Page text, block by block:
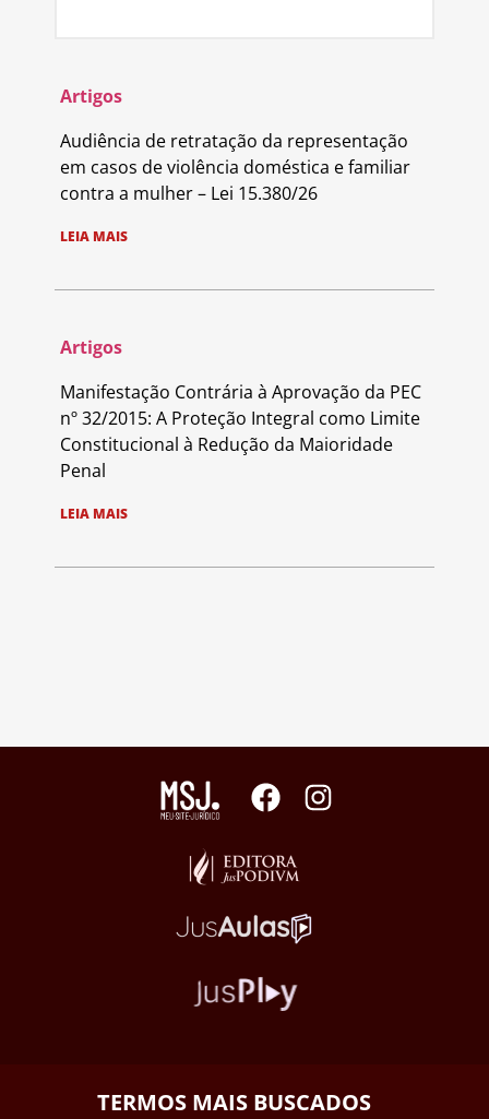
Artigos
Audiência de retratação da representação
em casos de violência doméstica e familiar
contra a mulher – Lei 15.380/26
LEIA MAIS
Artigos
Manifestação Contrária à Aprovação da PEC
nº 32/2015: A Proteção Integral como Limite
Constitucional à Redução da Maioridade
Penal
LEIA MAIS
TERMOS MAIS BUSCADOS